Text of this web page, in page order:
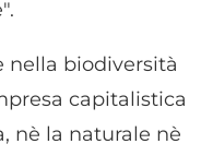
nella biodiversità
capitalistica
nè la naturale nè